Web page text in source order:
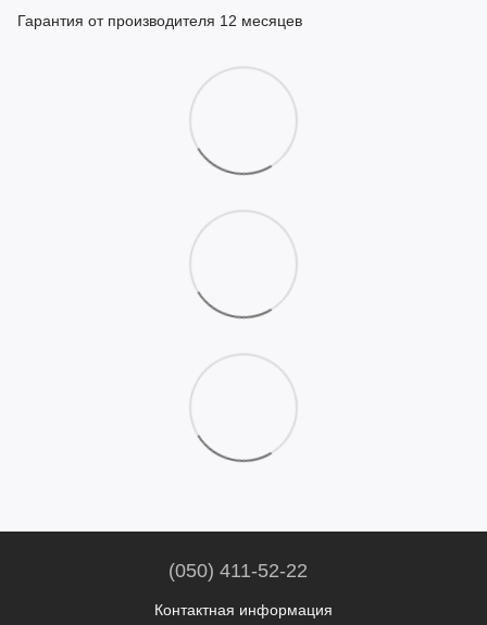
Гарантия от производителя 12 месяцев
(050) 411-52-22
Контактная информация